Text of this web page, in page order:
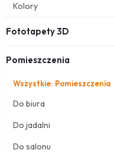
Kolory
Fototapety 3D
Pomieszczenia
Wszystkie: Pomieszczenia
Do biura
Do jadalni
Do salonu